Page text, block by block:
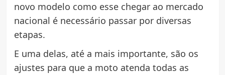
novo modelo como esse chegar ao mercado
nacional é necessário passar por diversas
etapas.
E uma delas, até a mais importante, são os
ajustes para que a moto atenda todas as